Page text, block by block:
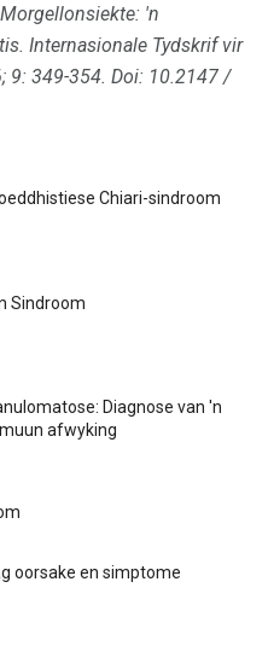
Morgellonsiekte: 'n
Internasionale Tydskrif vir
9: 349-354. Doi: 10.2147 /
Chiari-sindroom
Sindroom
Diagnose van 'n
afwyking
oorsake en simptome